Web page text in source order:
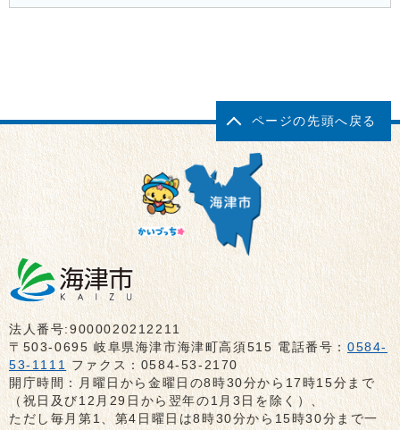
ページの先頭へ戻る
法人番号:9000020212211
〒503-0695 岐阜県海津市海津町高須515 電話番号：0584-
53-1111 ファクス：0584-53-2170
開庁時間：月曜日から金曜日の8時30分から17時15分まで
（祝日及び12月29日から翌年の1月3日を除く）、
ただし毎月第1、第4日曜日は8時30分から15時30分まで一